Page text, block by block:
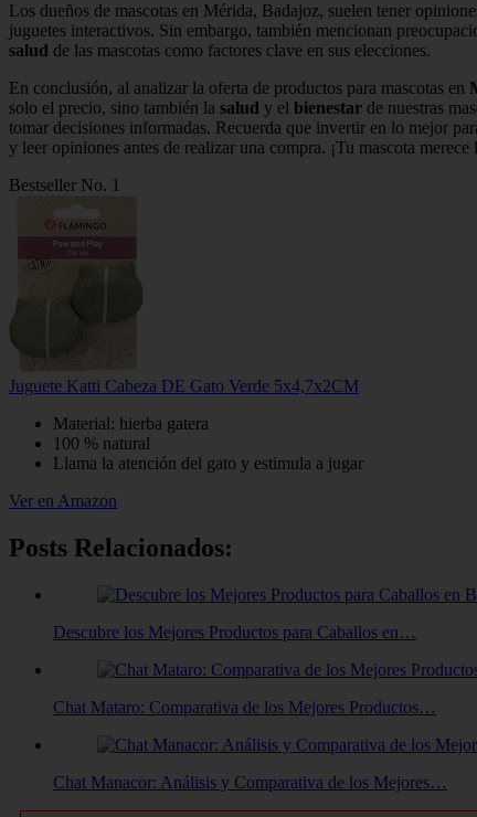
Los dueños de mascotas en Mérida, Badajoz, suelen tener
juguetes interactivos. Sin embargo, también mencionan
salud de las mascotas como factores clave en sus elecciones.
En conclusión, al analizar la oferta de productos para mascotas en
solo el precio, sino también la salud y el bienestar de nuestras
tomar decisiones informadas. Recuerda que invertir en lo mejor
y leer opiniones antes de realizar una compra. ¡Tu mascota merece
Bestseller No. 1
Juguete Katti Cabeza DE Gato Verde 5x4,7x2CM
Material: hierba gatera
100 % natural
Llama la atención del gato y estimula a jugar
Ver en Amazon
Posts Relacionados:
Descubre los Mejores Productos para Caballos en…
Chat Mataro: Comparativa de los Mejores Productos…
Chat Manacor: Análisis y Comparativa de los Mejores…